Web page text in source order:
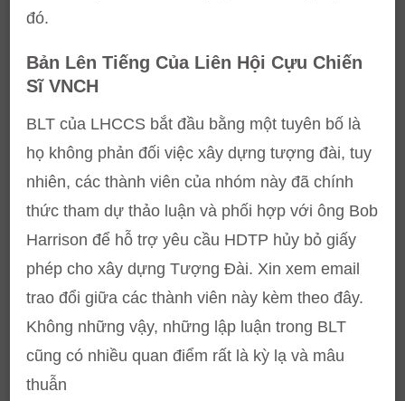
đó.
Bản Lên Tiếng Của Liên Hội Cựu Chiến
Sĩ VNCH
BLT của LHCCS bắt đầu bằng một tuyên bố là
họ không phản đối việc xây dựng tượng đài, tuy
nhiên, các thành viên của nhóm này đã chính
thức tham dự thảo luận và phối hợp với ông Bob
Harrison để hỗ trợ yêu cầu HDTP hủy bỏ giấy
phép cho xây dựng Tượng Đài. Xin xem email
trao đổi giữa các thành viên này kèm theo đây.
Không những vậy, những lập luận trong BLT
cũng có nhiều quan điểm rất là kỳ lạ và mâu
thuẫn